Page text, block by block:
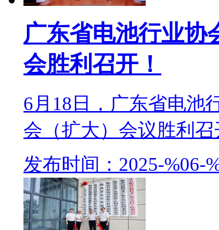
广东省电池行业协
会胜利召开！
6月18日，广东省电池
会（扩大）会议胜利
发布时间：2025-%06-